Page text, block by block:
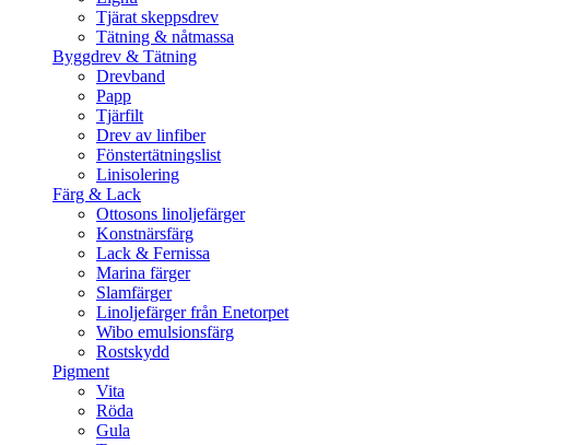
Tjärat skeppsdrev
Tätning & nåtmassa
Byggdrev & Tätning
Drevband
Papp
Tjärfilt
Drev av linfiber
Fönstertätningslist
Linisolering
Färg & Lack
Ottosons linoljefärger
Konstnärsfärg
Lack & Fernissa
Marina färger
Slamfärger
Linoljefärger från Enetorpet
Wibo emulsionsfärg
Rostskydd
Pigment
Vita
Röda
Gula